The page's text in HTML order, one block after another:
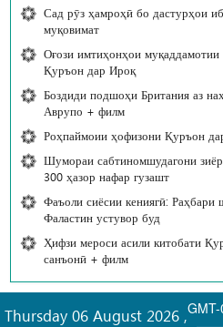
Сад рӯз ҳамроҳӣ бо дастурҳои
муқовимат
Оғози имтиҳонҳои
Қуръон дар Ироқ
Боздиди подшоҳи Британия аз
Аврупо + филм
Роҳпаймоии ҳофизони Қуръон
Шумораи сабтиномшудагони
300 ҳазор нафар гузашт
Фаъоли сиёсии кениягӣ: Раҳбари
Фаластин устувор буд
Ҳифзи мероси асили китобати
санъонӣ + филм
Thursday 06 August 2026 ,